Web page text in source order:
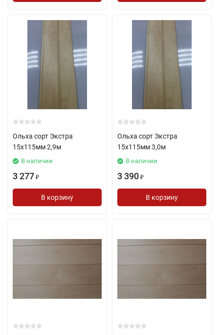
Ольха сорт Экстра
15х115мм 2,9м
В наличии
3 277 ₽
В корзину
Ольха сорт Экстра
15х115мм 3,0м
В наличии
3 390 ₽
В корзину